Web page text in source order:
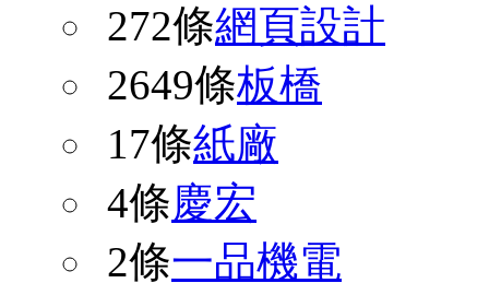
272條網頁設計
2649條板橋
17條紙廠
4條慶宏
2條一品機電